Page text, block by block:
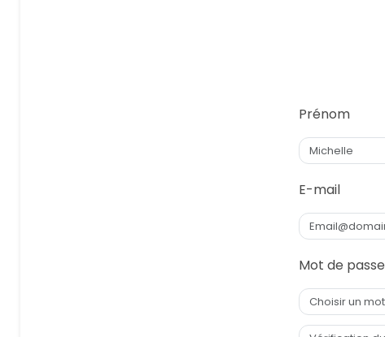
Prénom
E-mail
Mot de passe